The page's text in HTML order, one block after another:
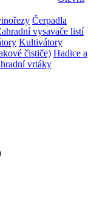
Čerpadla
vysavače listí
Kultivátory
čističe) Hadice a
vrtáky